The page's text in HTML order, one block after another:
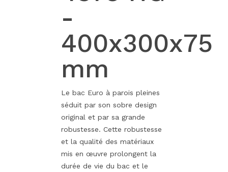
-
400x300x75
mm
Le bac Euro à parois pleines
séduit par son sobre design
original et par sa grande
robustesse. Cette robustesse
et la qualité des matériaux
mis en œuvre prolongent la
durée de vie du bac et le